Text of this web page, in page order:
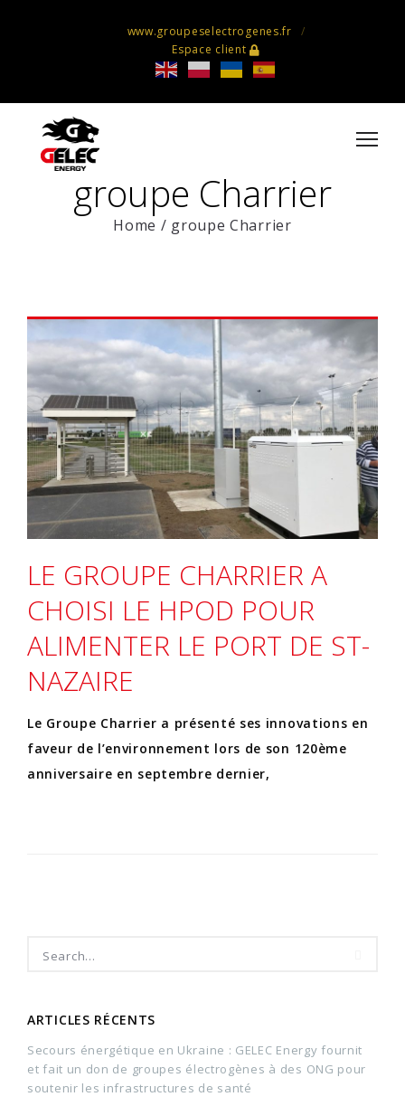
www.groupeselectrogenes.fr
Espace client
groupe Charrier
Home / groupe Charrier
LE GROUPE CHARRIER A
CHOISI LE HPOD POUR
ALIMENTER LE PORT DE ST-
NAZAIRE
Le Groupe Charrier a présenté ses innovations en
faveur de l’environnement lors de son 120ème
anniversaire en septembre dernier,
ARTICLES RÉCENTS
Secours énergétique en Ukraine : GELEC Energy fournit
et fait un don de groupes électrogènes à des ONG pour
soutenir les infrastructures de santé